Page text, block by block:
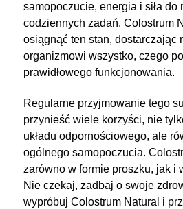
samopoczucie, energia i siła do
codziennych zadań. Colostrum
osiągnąć ten stan, dostarczając
organizmowi wszystko, czego
prawidłowego funkcjonowania.
Regularne przyjmowanie tego
przynieść wiele korzyści, nie
układu odpornościowego, ale
ogólnego samopoczucia.
zarówno w formie proszku, jak i
Nie czekaj, zadbaj o swoje
wypróbuj Colostrum Natural i